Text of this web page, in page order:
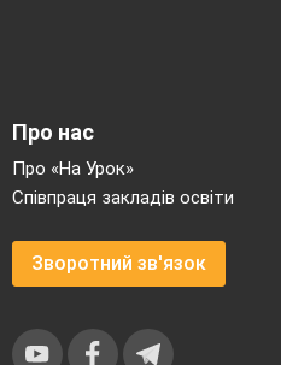
Про нас
Про «На Урок»
Співпраця закладів освіти
Зворотний зв'язок